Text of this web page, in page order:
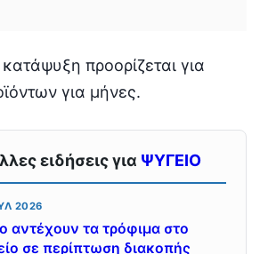
προορίζεται για
για μήνες.
ειδήσεις για ΨΥΓΕΙΟ
2026
αντέχουν τα τρόφιμα στο
σε περίπτωση διακοπής